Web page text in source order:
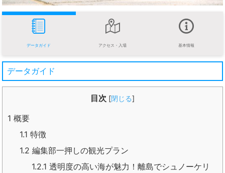
データガイド アクセス・入場 基本情報
データガイド
目次 [閉じる]
1 概要
1.1 特徴
1.2 編集部一押しの観光プラン
1.2.1 透明度の高い海が魅力！離島でシュノーケリ